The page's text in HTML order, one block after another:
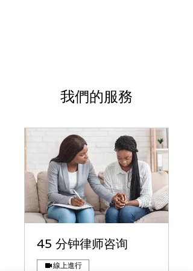
我們的服務
45 分钟律师咨询
線上進行